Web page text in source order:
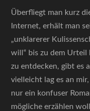
Überfliegt man kurz
Internet, erhält man
„unklarerer
will“ bis zu dem Urteil
zu entdecken, gibt es
vielleicht lag es an
nur ein konfuser
mögliche erzählen